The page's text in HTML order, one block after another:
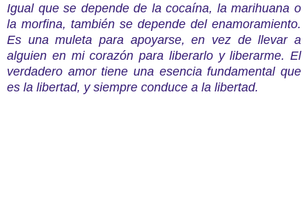
Igual que se depende de la cocaína, la marihuana o
la morfina, también se depende del enamoramiento.
Es una muleta para apoyarse, en vez de llevar a
alguien en mi corazón para liberarlo y liberarme. El
verdadero amor tiene una esencia fundamental que
es la libertad, y siempre conduce a la libertad.